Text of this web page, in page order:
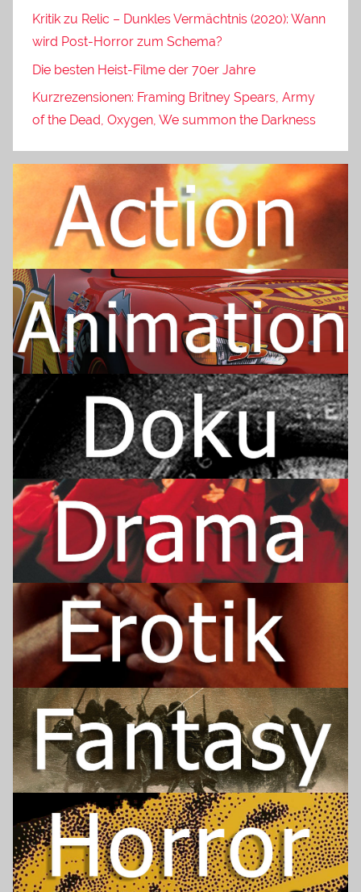
Kritik zu Relic – Dunkles Vermächtnis (2020): Wann
wird Post-Horror zum Schema?
Die besten Heist-Filme der 70er Jahre
Kurzrezensionen: Framing Britney Spears, Army
of the Dead, Oxygen, We summon the Darkness